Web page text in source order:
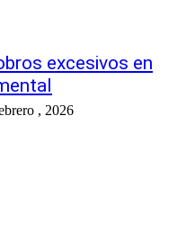
excesivos en
, 2026